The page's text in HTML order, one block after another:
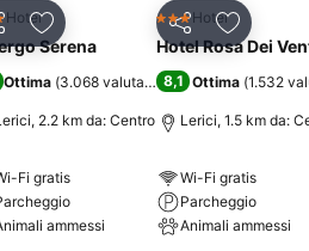
di raggiungere facilmente gli
regione.
Aggiungi ai preferiti
Hotel
Serena
Ottima (3.068 valutazioni)
2.2 km da: Centro
Fi gratis
ammessi
Condividi
3 StelleHotel
Hotel Rosa Dei
8,1 Ottima (1.532
Lerici, 1.5 km da:
Wi-Fi gratis
Parcheggio
Animali ammessi